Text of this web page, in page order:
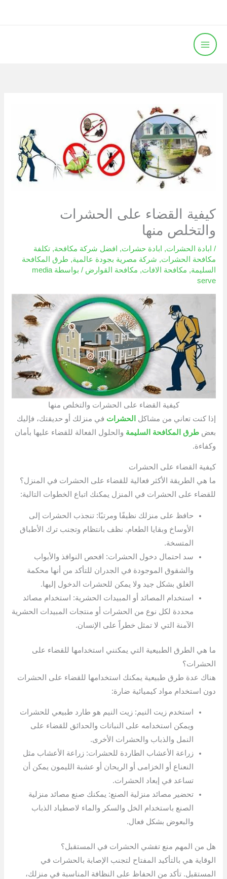
المحتوى
كيفية القضاء على الحشرات
والتخلص منها
/ ابادة الحشرات, ابادة حشرات, افضل شركة مكافحة,تكلفة
مكافحة الحشرات, شركة مصرية بجودة عالمية, طرق المكافحة
السليمة, مكافحة الافات, مكافحة القوارض / بواسطة media
serve
كيفية القضاء على الحشرات والتخلص منها
إذا كنت تعاني من مشاكل
الحشرات في منزلك أو حديقتك، فإليك
بعضطرق المكافحة السليمة والحلول الفعالة للقضاء عليها بأمان
وكفاءة.
كيفية القضاء على الحشرات
ما هي الطريقة الأكثر فعالية للقضاء على الحشرات في المنزل؟
للقضاء على الحشرات في المنزل يمكنك اتباع الخطوات التالية:
حافظ على منزلك نظيفًا ومرتبًا: تنجذب الحشرات إلى
الأوساخ وبقايا الطعام. نظف بانتظام وتجنب ترك الأطباق
المتسخة.
سد احتمال دخول الحشرات: افحص النوافذ والأبواب
والشقوق الموجودة في الجدران للتأكد من أنها محكمة
الغلق بشكل جيد ولا يمكن للحشرات الدخول إليها.
استخدام المصائد أو المبيدات الحشرية: استخدام مصائد
محددة لكل نوع من الحشرات أو منتجات المبيدات الحشرية
الآمنة التي لا تمثل خطراً على الإنسان.
ما هي الطرق الطبيعية التي يمكنني استخدامها للقضاء على
الحشرات؟
هناك عدة طرق طبيعية يمكنك استخدامها للقضاء على الحشرات
دون استخدام مواد كيميائية ضارة:
استخدم زيت النيم: زيت النيم هو طارد طبيعي للحشرات
ويمكن استخدامه على النباتات والحدائق للقضاء على
النمل والذباب والحشرات الأخرى.
زراعة الأعشاب الطاردة للحشرات: زراعة الأعشاب مثل
النعناع أو الخزامى أو الريحان أو عشبة الليمون يمكن أن
تساعد في إبعاد الحشرات.
تحضير مصائد منزلية الصنع: يمكنك صنع مصائد منزلية
الصنع باستخدام الخل والسكر والماء لاصطياد الذباب
والبعوض بشكل فعال.
هل من المهم منع تفشي الحشرات في المستقبل؟
الوقاية هي بالتأكيد المفتاح لتجنب الإصابة بالحشرات في
المستقبل. تأكد من الحفاظ على النظافة المناسبة في منزلك،